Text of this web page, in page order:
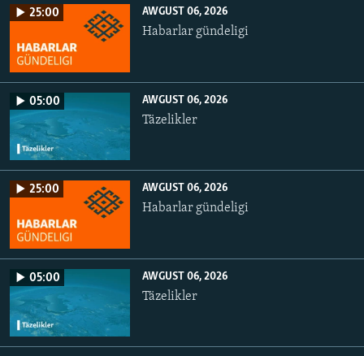
25:00 AWGUST 06, 2026
Habarlar gündeligi
05:00 AWGUST 06, 2026
Täzelikler
25:00 AWGUST 06, 2026
Habarlar gündeligi
05:00 AWGUST 06, 2026
Täzelikler